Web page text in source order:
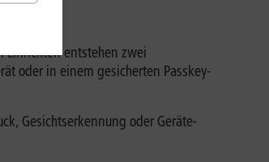
Einrichten entstehen zwei
oder in einem gesicherten Passkey-
Gesichtserkennung oder Geräte-